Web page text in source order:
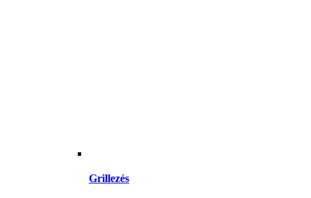
Grillezés